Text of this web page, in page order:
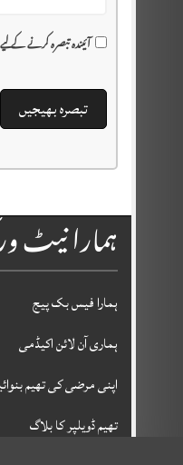
آئیندہ تبصرہ کرنے کے
ہمارا
ہمارا فیس بک پیج
ہماری آن لائن اکیڈمی
اپنی مرضی کی تھیم
تھیم ڈویلپر کا بلاگ